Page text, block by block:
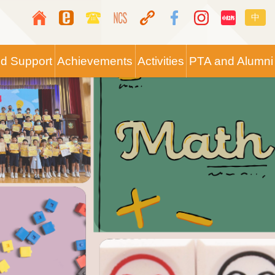
Top
Media
Icon
Button
中
Support Achievements Activities PTA and Alumni